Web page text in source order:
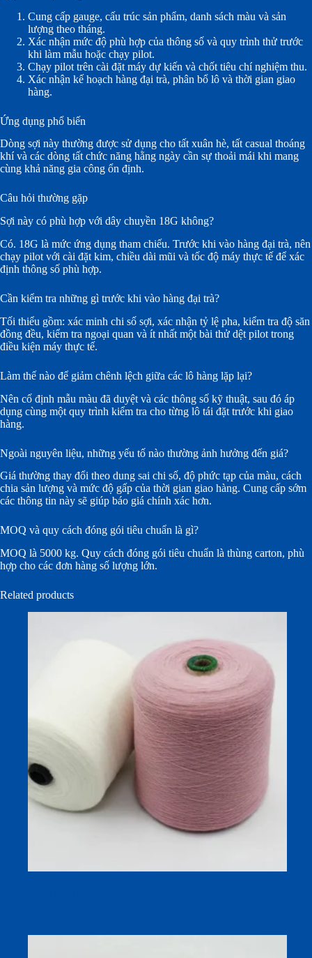
Cung cấp gauge, cấu trúc sản phẩm, danh sách màu và sản
lượng theo tháng.
Xác nhận mức độ phù hợp của thông số và quy trình thử trước
khi làm mẫu hoặc chạy pilot.
Chạy pilot trên cài đặt máy dự kiến và chốt tiêu chí nghiệm thu.
Xác nhận kế hoạch hàng đại trà, phân bổ lô và thời gian giao
hàng.
Ứng dụng phổ biến
Dòng sợi này thường được sử dụng cho tất xuân hè, tất casual thoáng
khí và các dòng tất chức năng hằng ngày cần sự thoải mái khi mang
cùng khả năng gia công ổn định.
Câu hỏi thường gặp
Sợi này có phù hợp với dây chuyền 18G không?
Có. 18G là mức ứng dụng tham chiếu. Trước khi vào hàng đại trà, nên
chạy pilot với cài đặt kim, chiều dài mũi và tốc độ máy thực tế để xác
định thông số phù hợp.
Cần kiểm tra những gì trước khi vào hàng đại trà?
Tối thiểu gồm: xác minh chi số sợi, xác nhận tỷ lệ pha, kiểm tra độ săn
đồng đều, kiểm tra ngoại quan và ít nhất một bài thử dệt pilot trong
điều kiện máy thực tế.
Làm thế nào để giảm chênh lệch giữa các lô hàng lặp lại?
Nên cố định mẫu màu đã duyệt và các thông số kỹ thuật, sau đó áp
dụng cùng một quy trình kiểm tra cho từng lô tái đặt trước khi giao
hàng.
Ngoài nguyên liệu, những yếu tố nào thường ảnh hưởng đến giá?
Giá thường thay đổi theo dung sai chi số, độ phức tạp của màu, cách
chia sản lượng và mức độ gấp của thời gian giao hàng. Cung cấp sớm
các thông tin này sẽ giúp báo giá chính xác hơn.
MOQ và quy cách đóng gói tiêu chuẩn là gì?
MOQ là 5000 kg. Quy cách đóng gói tiêu chuẩn là thùng carton, phù
hợp cho các đơn hàng số lượng lớn.
Related products